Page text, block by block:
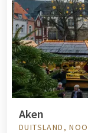
stedentrip.
Aken
DUITSLAND,